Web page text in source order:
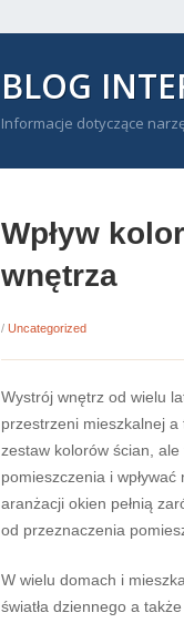
BLOG
Informacje dotyczące
Wpływ
wnętrza
/ Uncategorized
Wystrój wnętrz od wielu
przestrzeni mieszkalnej
zestaw kolorów ścian,
pomieszczenia i
aranżacji okien pełnią
od przeznaczenia
W wielu domach i
światła dziennego a